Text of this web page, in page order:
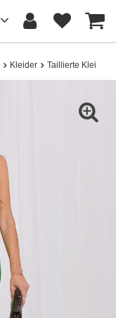
Kleider Taillierte Kleider